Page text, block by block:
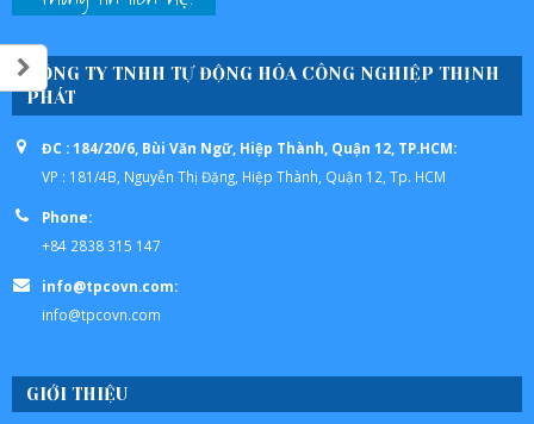
CÔNG TY TNHH TỰ ĐỘNG HÓA CÔNG NGHIỆP THỊNH
PHÁT
ĐC : 184/20/6, Bùi Văn Ngữ, Hiệp Thành, Quận 12, TP.HCM:
VP : 181/4B, Nguyễn Thị Đặng, Hiệp Thành, Quận 12, Tp. HCM
Phone:
+84 2838 315 147
info@tpcovn.com:
info@tpcovn.com
GIỚI THIỆU